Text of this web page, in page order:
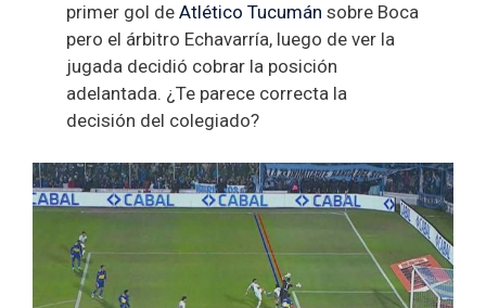
primer gol deAtlético Tucumán sobre Boca
pero el árbitro Echavarría, luego de ver la
jugada decidió cobrar la posición
adelantada. ¿Te parece correcta la
decisión del colegiado?